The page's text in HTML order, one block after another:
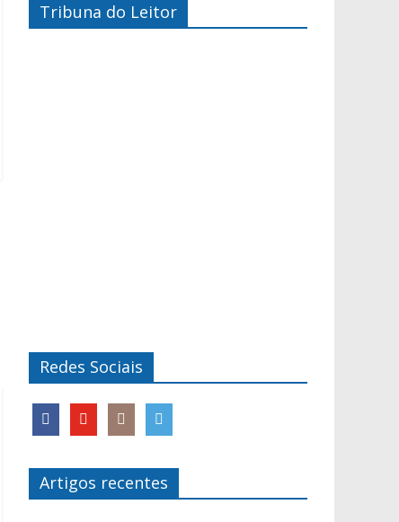
Tribuna do Leitor
Redes Sociais
Artigos recentes